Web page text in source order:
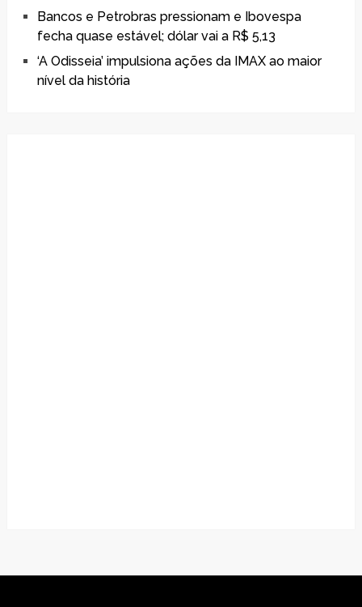
Bancos e Petrobras pressionam e Ibovespa
fecha quase estável; dólar vai a R$ 5,13
‘A Odisseia’ impulsiona ações da IMAX ao maior
nível da história